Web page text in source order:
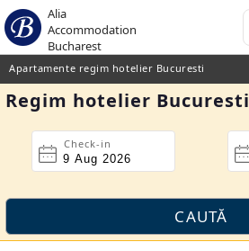
Alia
Accommodation
Bucharest
Apartamente regim hotelier Bucuresti
Regim hotelier Bucuresti
Check-in